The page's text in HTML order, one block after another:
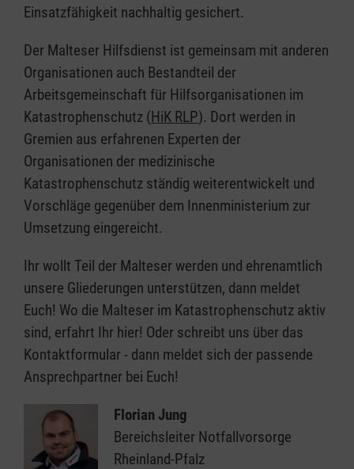
Einsatzfähigkeit nachhaltig gesichert.
Der Malteser Hilfsdienst ist gemeinsam mit anderen
Organisationen auch Bestandteil der
Arbeitsgemeinschaft für Hilfsorganisationen im
Katastrophenschutz (HiK RLP). Dort werden in
Gremien aus erfahrenen Experten der
Organisationen der medizinische
Katastrophenschutz ständig weiterentwickelt und
Vorschläge gegenüber dem Innenministerium zur
Umsetzung eingereicht.
Ihr wollt Teil der Malteser werden und ehrenamtlich
unsere Gliederungen unterstützen, dann meldet
Euch! Wo die Malteser im Katastrophenschutz aktiv
sind, erfahrt Ihr hier! Oder schreibt uns über das
Kontaktformular - dann meldet sich der passende
Ansprechpartner bei Euch!
Florian Jung
Bereichsleiter Notfallvorsorge
Rheinland-Pfalz